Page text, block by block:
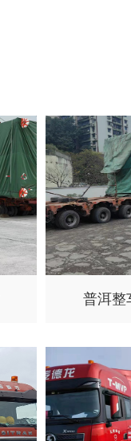
普洱整